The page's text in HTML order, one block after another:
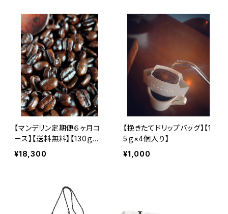
【マンデリン定期便６ヶ月コ
ース】【送料無料】【130ｇ計
2種６回分】【毎月初めor月
末発送】
¥18,300
【挽きたてドリップバッグ】【1
5ｇ×4個入り】
¥1,000